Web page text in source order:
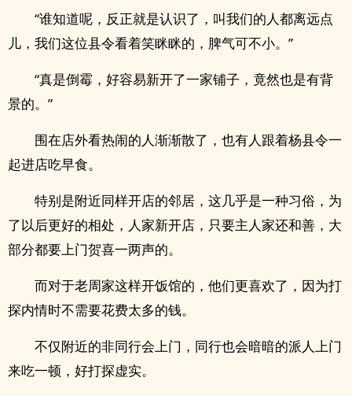
“谁知道呢，反正就是认识了，叫我们的人都离远点
儿，我们这位县令看着笑眯眯的，脾气可不小。”
“真是倒霉，好容易新开了一家铺子，竟然也是有背
景的。”
围在店外看热闹的人渐渐散了，也有人跟着杨县令一
起进店吃早食。
特别是附近同样开店的邻居，这几乎是一种习俗，为
了以后更好的相处，人家新开店，只要主人家还和善，大
部分都要上门贺喜一两声的。
而对于老周家这样开饭馆的，他们更喜欢了，因为打
探内情时不需要花费太多的钱。
不仅附近的非同行会上门，同行也会暗暗的派人上门
来吃一顿，好打探虚实。